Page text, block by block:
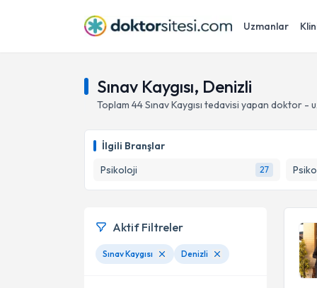
Uzmanlar
Sınav Kaygısı, Denizli
Toplam 44Sınav Kaygısı tedavisi yapan doktor -
İlgili Branşlar
Psikoloji
27
Aktif Filtreler
Sınav Kaygısı Denizli